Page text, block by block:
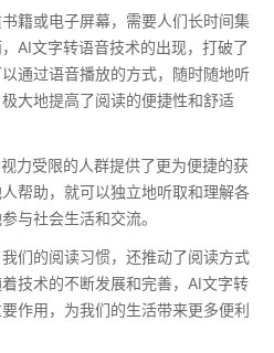
籍或电子屏幕，需要人们长时间集
AI文字转语音技术的出现，打破了
通过语音播放的方式，随时随地听
大地提高了阅读的便捷性和舒适
力受限的人群提供了更为便捷的获
帮助，就可以独立地听取和理解各
与社会生活和交流。
们的阅读习惯，还推动了阅读方式
技术的不断发展和完善，AI文字转
作用，为我们的生活带来更多便利